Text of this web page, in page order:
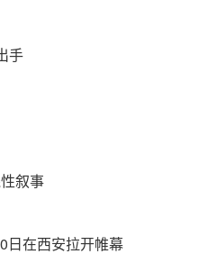
手
叙事
日在西安拉开帷幕